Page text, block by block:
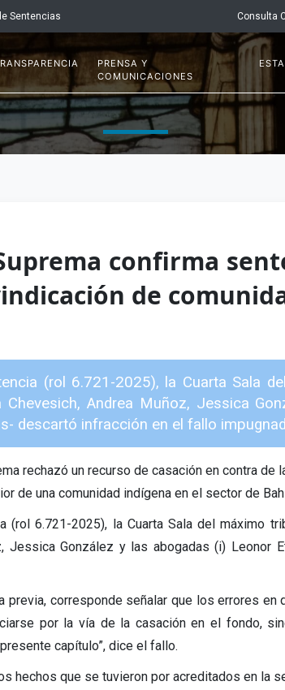
Sentencias Consulta
PRENSA Y
COMUNICACIONES
confirma
de
(rol 6.721-2025), la Cuarta Sala
Chevesich, Andrea Muñoz, Jessica
descartó infracción en el fallo
rechazó un recurso de casación en contra
de una comunidad indígena en el sector de
(rol 6.721-2025), la Cuarta Sala del máximo
Jessica González y las abogadas (i) Leonor
previa, corresponde señalar que los errores
por la vía de la casación en el fondo,
capítulo”, dice el fallo.
hechos que se tuvieron por acreditados en la